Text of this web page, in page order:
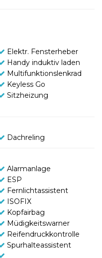
Elektr. Fensterheber
Handy induktiv laden
Multifunktionslenkrad
Keyless Go
Sitzheizung
Dachreling
Alarmanlage
ESP
Fernlichtassistent
ISOFIX
Kopfairbag
Müdigkeitswarner
Reifendruckkontrolle
Spurhalteassistent